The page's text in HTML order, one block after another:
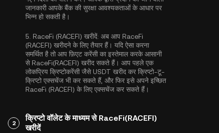
जानकारी आपके बैंक की सुरक्षा आवश्यकताओं के आधार पर
भिन्न हो सकती है।
5. RaceFi (RACEFI) खरीदें: अब आप RaceFi
(RACEFI) खरीदने के लिए तैयार हैं। यदि ऐसा करना
समर्थित है तो आप फ़िएट करेंसी का इस्तेमाल करके आसानी
से RaceFi(RACEFI) खरीद सकते हैं। आप पहले एक
लोकप्रिय क्रिप्टोकरेंसी जैसेUSDT खरीद कर क्रिप्टो-टू-
क्रिप्टो एक्सचेंज भी कर सकते हैं, और फिर इसे अपने इच्छित
RaceFi (RACEFI) के लिए एक्सचेंज कर सकते हैं।
2
क्रिप्टो वॉलेट के माध्यम से RaceFi(RACEFI)
खरीदें